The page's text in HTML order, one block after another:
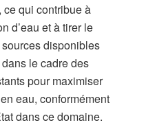
qui contribue à
d’eau et à tirer le
disponibles
le cadre des
pour maximiser
eau, conformément
dans ce domaine.